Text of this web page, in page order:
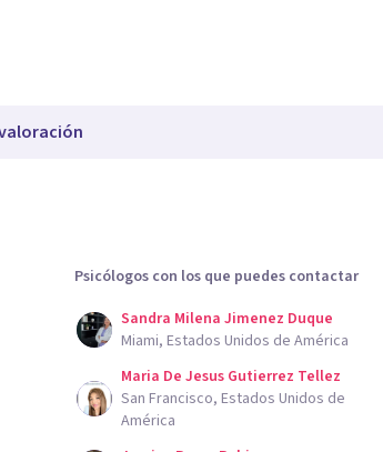
Psicólogos con los que puedes contactar
Sandra Milena Jimenez Duque
Miami, Estados Unidos de América
Maria De Jesus Gutierrez Tellez
San Francisco, Estados Unidos de
América